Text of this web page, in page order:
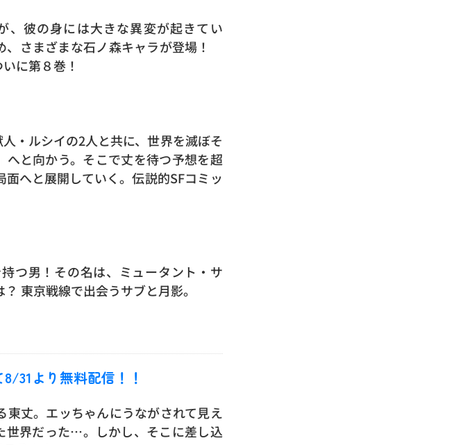
、彼の身には大きな異変が起きてい
さまざまな石ノ森キャラが登場！
に第８巻！
・ルシイの2人と共に、世界を滅ぼそ
へと向かう。そこで丈を待つ予想を超
へと展開していく。伝説的SFコミッ
つ男！その名は、ミュータント・サ
東京戦線で出会うサブと月影。
31より無料配信！！
丈。エッちゃんにうながされて見え
世界だった…。しかし、そこに差し込